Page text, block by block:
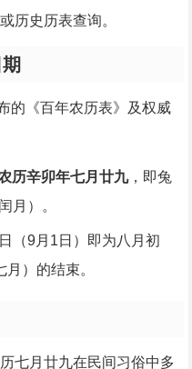
历史历表查询。
的《百年农历表》及权威
历辛卯年七月廿九，即兔
月）。
（9月1日）即为八月初
月）的结束。
七月廿九在民间习俗中多